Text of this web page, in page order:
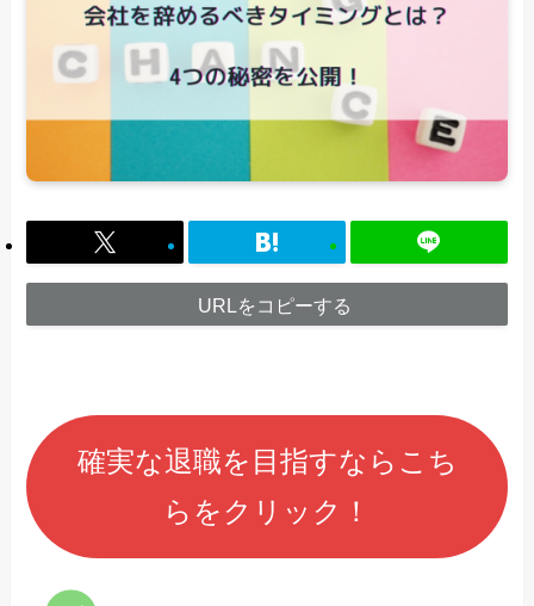
URLをコピーする
確実な退職を目指すならこち
らをクリック！